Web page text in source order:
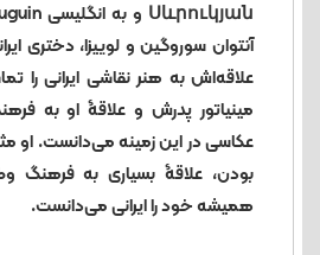
آنتوان سوروگین و لوییزا، دختری
علاقه‌اش به هنر نقاشی ایرانی را
مینیاتور پدرش و علاقۀ او به
عکاسی در این زمینه می‌دانست. او
بودن، علاقۀ بسیاری به فرهنگ
همیشه خود را ایرانی‌ می‌دانست.